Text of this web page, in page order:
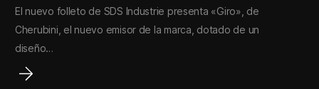
El nuevo folleto de SDS Industrie presenta «Giro», de
Cherubini, el nuevo emisor de la marca, dotado de un
diseño…